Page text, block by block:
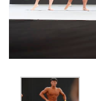
前へ